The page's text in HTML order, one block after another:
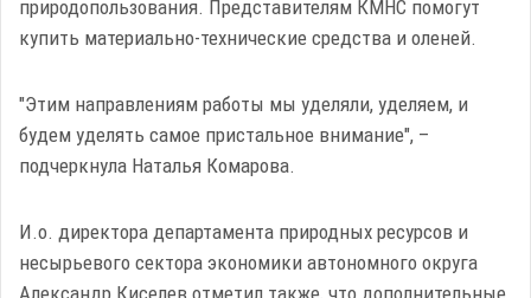
природопользования. Представителям КМНС помогут
купить материально-технические средства и оленей.
"Этим направлениям работы мы уделяли, уделяем, и
будем уделять самое пристальное внимание", –
подчеркнула Наталья Комарова.
И.о. директора департамента природных ресурсов и
несырьевого сектора экономики автономного округа
Александр Киселев отметил также, что дополнительные